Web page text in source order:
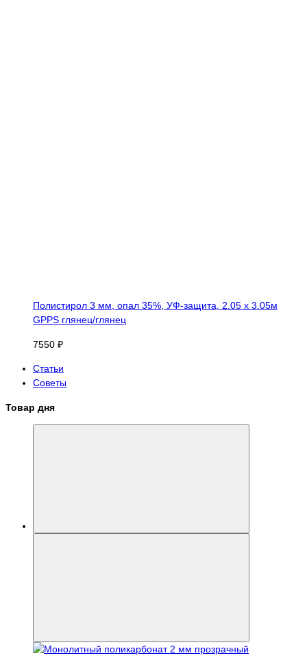
Полистирол 3 мм, опал 35%, УФ-защита, 2.05 х 3.05м
GPPS глянец/глянец
7550 ₽
Статьи
Советы
Товар дня